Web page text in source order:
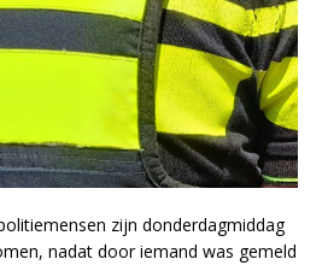
zijn donderdagmiddag
nadat door iemand was gemeld